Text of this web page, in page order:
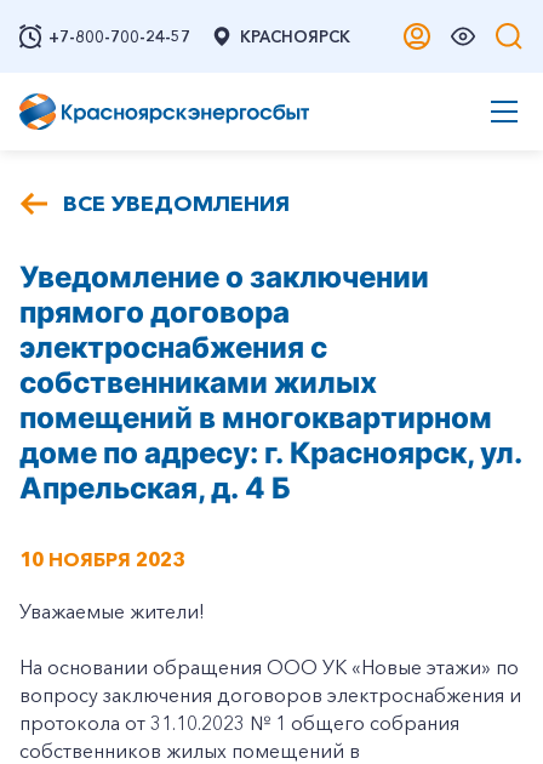
+7-800-700-24-57 КРАСНОЯРСК
ВСЕ УВЕДОМЛЕНИЯ
Уведомление о заключении
прямого договора
электроснабжения с
собственниками жилых
помещений в многоквартирном
доме по адресу: г. Красноярск, ул.
Апрельская, д. 4 Б
10 НОЯБРЯ 2023
Уважаемые жители!
На основании обращения ООО УК «Новые этажи» по
вопросу заключения договоров электроснабжения и
протокола от 31.10.2023 № 1 общего собрания
собственников жилых помещений в